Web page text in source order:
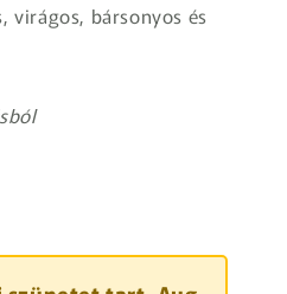
virágos, bársonyos és